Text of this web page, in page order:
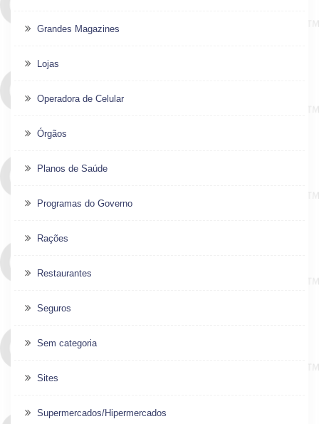
Grandes Magazines
Lojas
Operadora de Celular
Órgãos
Planos de Saúde
Programas do Governo
Rações
Restaurantes
Seguros
Sem categoria
Sites
Supermercados/Hipermercados